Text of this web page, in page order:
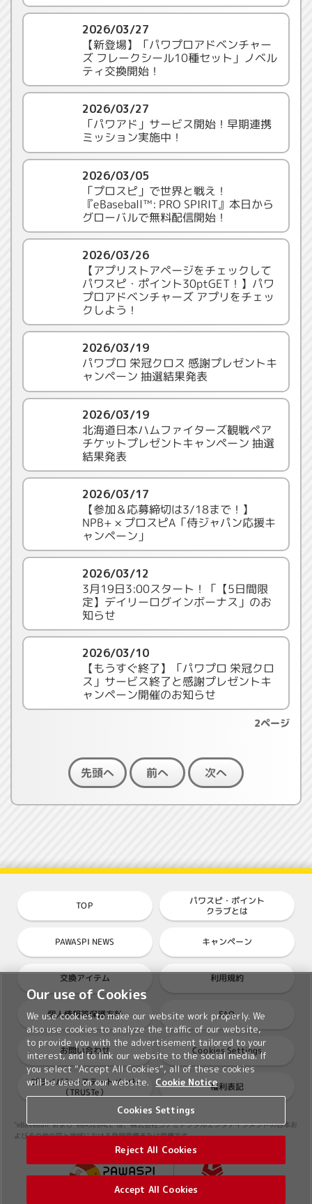
2026/03/27
【新登場】「パワプロアドベンチャー
ズ フレークシール10種セット」ノベル
ティ交換開始！
2026/03/27
「パワアド」サービス開始！早期連携
ミッション実施中！
2026/03/05
「プロスピ」で世界と戦え！
『eBaseball™: PRO SPIRIT』本日から
グローバルで無料配信開始！
2026/03/26
【アプリストアページをチェックして
パワスピ・ポイント30ptGET！】パワ
プロアドベンチャーズ アプリをチェッ
クしよう！
2026/03/19
パワプロ 栄冠クロス 感謝プレゼントキ
ャンペーン 抽選結果発表
2026/03/19
北海道日本ハムファイターズ観戦ペア
チケットプレゼントキャンペーン 抽選
結果発表
2026/03/17
【参加＆応募締切は3/18まで！】
NPB+ × プロスピA「侍ジャパン応援キ
ャンペーン」
2026/03/12
3月19日3:00スタート！「【5日間限
定】デイリーログインボーナス」のお
知らせ
2026/03/10
【もうすぐ終了】「パワプロ 栄冠クロ
ス」サービス終了と感謝プレゼントキ
ャンペーン開催のお知らせ
2ページ
先頭へ 前へ 次へ
TOP パワスピ・ポイント
クラブとは
PAWASPI NEWS キャンペーン
交換アイテム 利用規約
個人情報等保護方針 FAQ
お問い合わせ Cookies Settings
プライバシーステートメント
（TRUSTe） 権利表記
"eBaseball"および"eBASEBALL"は、株式会社コナミデジタルエンタテインメントの日本お
よびその他の国と地域における登録商標または商標です。
Our use of Cookies
We use cookies to make our website work properly. We
also use cookies to analyze the traffic of our website,
to provide you with the advertisement tailored to your
interest, and to link our website to the social media. If
you select “Accept All Cookies”, all of these cookies
will be used on our website.
Cookie Notice
Cookies Settings
Reject All Cookies
Accept All Cookies